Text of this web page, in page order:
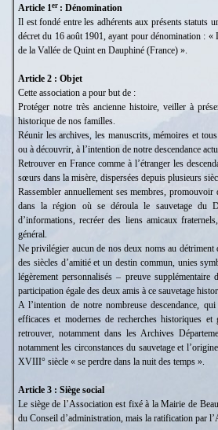
Article 1er : Dénomination
Il est fondé entre les adhérents aux présents statuts
décret du 16 août 1901, ayant pour dénomination : «
de la Vallée de Quint en Dauphiné (France) ».
Article 2 : Objet
Cette association a pour but de :
Protéger notre très ancienne histoire, veiller à
historique de nos familles.
Réunir les archives, les manuscrits, mémoires et
ou à découvrir, à l’intention de notre descendance
Retrouver en France comme à l’étranger les
sœurs dans la misère, dispersées depuis plusieurs
Rassembler annuellement ses membres,
dans la région où se déroula le sauvetage du
d’informations, recréer des liens amicaux
général.
Ne privilégier aucun de nos deux noms au
des siècles d’amitié et un destin commun, unies
légèrement personnalisés – preuve
participation égale des deux amis à ce sauvetage
A l’intention de notre nombreuse descendance,
efficaces et modernes de recherches historiques
retrouver, notamment dans les Archives
notamment les circonstances du sauvetage et
XVIII° siècle « se perdre dans la nuit des temps ».
Article 3 : Siège social
Le siège de l’Association est fixé à la Mairie de
du Conseil d’administration, mais la ratification par